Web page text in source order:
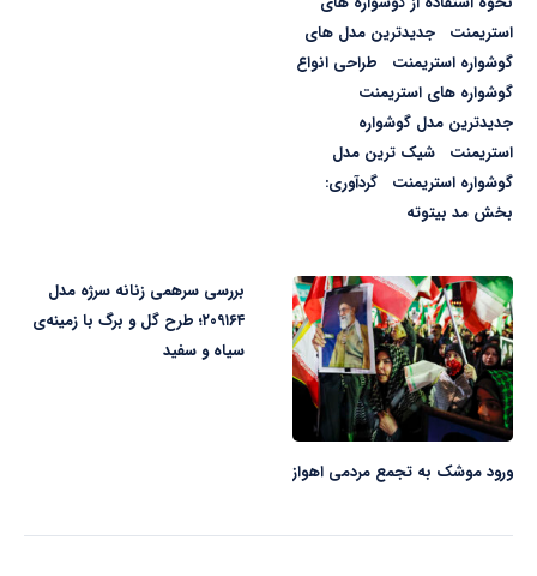
استریمنت جدیدترین مدل های
گوشواره استریمنت طراحی انواع
گوشواره های استریمنت
جدیدترین مدل گوشواره
استریمنت شیک ترین مدل
گوشواره استریمنت گردآوری:
بخش مد بیتوته
ورود موشک به تجمع مردمی اهواز
بررسی سرهمی زنانه سرژه مدل
۲۰۹۱۶۴؛ طرح گل و برگ با زمینه‌ی
سیاه و سفید